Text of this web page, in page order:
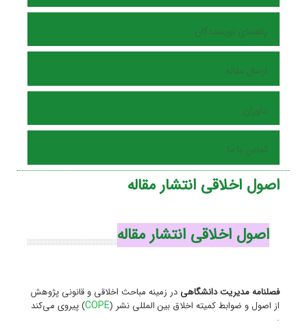
راهنمای نویسندگان
ارسال مقاله
داوران
تماس با ما
اصول اخلاقی انتشار مقاله
اصول اخلاقی انتشار مقاله
فصلنامه مدیریت دانشگاهی در زمینه مباحث اخلاقی و قانونی پژوهش
از اصول و ضوابط کمیته اخلاق بین المللی نشر (COPE) پیروی می‌کند
.